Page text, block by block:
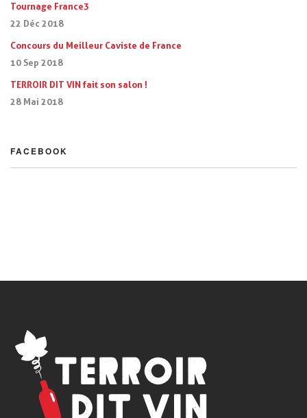
Tournage France3
22 Déc 2018
Concours du Meilleur Caviste de France
10 Sep 2018
TERROIR DIT VIN fait son salon !
28 Mai 2018
FACEBOOK